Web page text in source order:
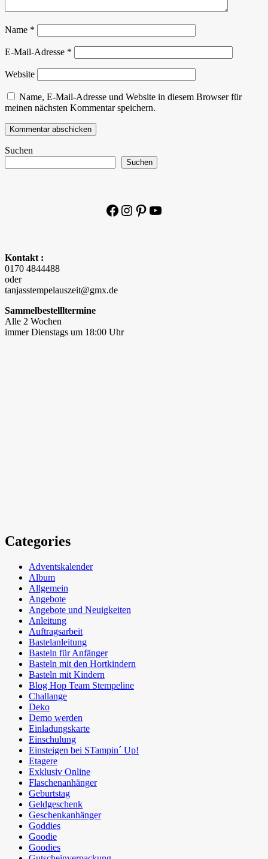
Name *
E-Mail-Adresse *
Website
Name, E-Mail-Adresse und Website in diesem Browser für
meinen nächsten Kommentar speichern.
Suchen
Suchen
Facebook
Instagram
Pinterest
YouTube
Kontakt :
0170 4844488
oder
tanjasstempelauszeit@gmx.de
Sammelbestellltermine
Alle 2 Wochen
immer Dienstags um 18:00 Uhr
Categories
Adventskalender
Album
Allgemein
Angebote
Angebote und Neuigkeiten
Anleitung
Auftragsarbeit
Bastelanleitung
Basteln für Anfänger
Basteln mit den Hortkindern
Basteln mit Kindern
Blog Hop Team Stempeline
Challange
Deko
Demo werden
Einladungskarte
Einschulung
Einsteigen bei STampin´ Up!
Etagere
Exklusiv Online
Flaschenanhänger
Geburtstag
Geldgeschenk
Geschenkanhänger
Goddies
Goodie
Goodies